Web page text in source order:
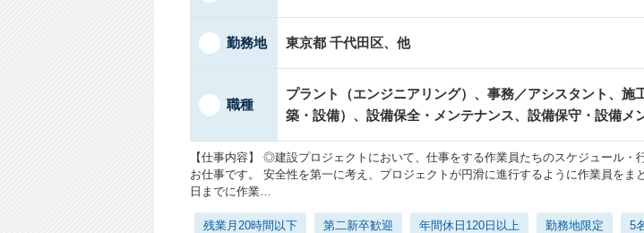
勤務地 東京都 千代田区、他
職種
プラント（エンジニアリング）、事務／アシスタント、施
築・設備）、設備保全・メンテナンス、設備保守・設備メ
【仕事内容】 ◎建設プロジェクトにおいて、仕事をする作業員たちのスケジュール・
お仕事です。 安全性を第一に考え、プロジェクトが円滑に進行するように作業員をま
日までに作業…
残業月20時間以下 第二新卒歓迎 年間休日120日以上 勤務地限定 5